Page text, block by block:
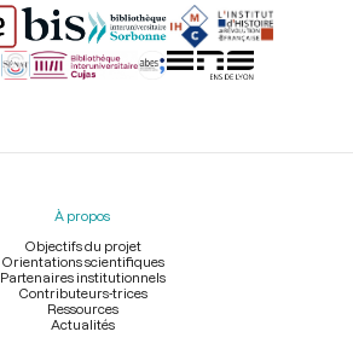
À propos
Objectifs du projet
Orientations scientifiques
Partenaires institutionnels
Contributeurs-trices
Ressources
Actualités